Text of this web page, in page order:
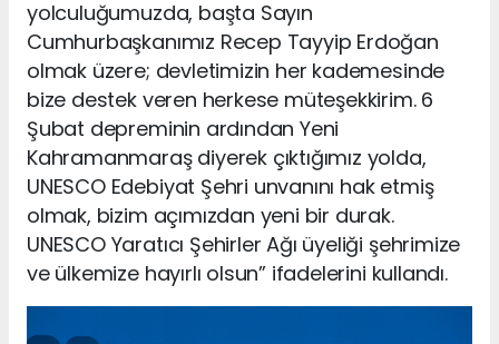
yolculuğumuzda, başta Sayın
Cumhurbaşkanımız Recep Tayyip Erdoğan
olmak üzere; devletimizin her kademesinde
bize destek veren herkese müteşekkirim. 6
Şubat depreminin ardından Yeni
Kahramanmaraş diyerek çıktığımız yolda,
UNESCO Edebiyat Şehri unvanını hak etmiş
olmak, bizim açımızdan yeni bir durak.
UNESCO Yaratıcı Şehirler Ağı üyeliği şehrimize
ve ülkemize hayırlı olsun” ifadelerini kullandı.